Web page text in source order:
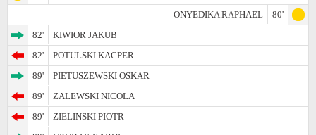
ONYEDIKA RAPHAEL
80'
82'
KIWIOR JAKUB
82'
POTULSKI KACPER
89'
PIETUSZEWSKI OSKAR
89'
ZALEWSKI NICOLA
89'
ZIELINSKI PIOTR